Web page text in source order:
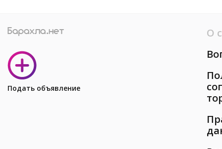
Подать объявление
О